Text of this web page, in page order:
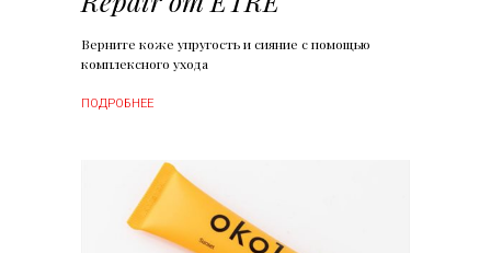
Верните коже упругость и сияние с помощью
комплексного ухода
ПОДРОБНЕЕ